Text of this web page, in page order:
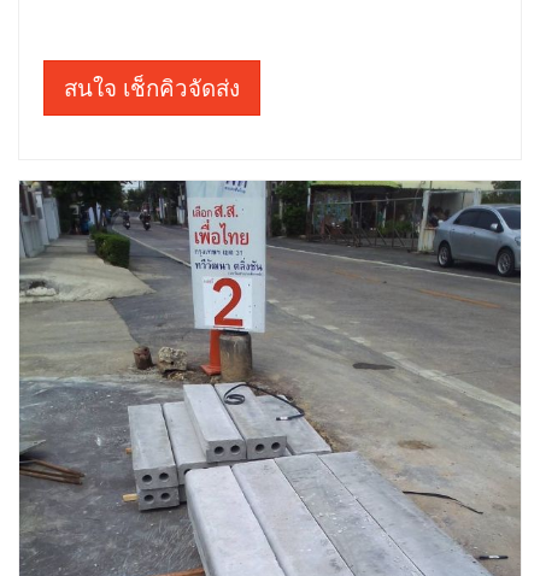
สนใจ เช็กคิวจัดส่ง